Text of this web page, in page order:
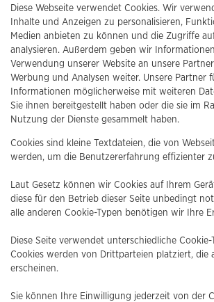
Diese Webseite verwendet Cookies. Wir
Inhalte und Anzeigen zu personalisieren,
Medien anbieten zu können und die Zugriffe
analysieren. Außerdem geben wir
Verwendung unserer Website an unsere
Werbung und Analysen weiter. Unsere Partner
Informationen möglicherweise mit weiteren
Sie ihnen bereitgestellt haben oder die sie im
Nutzung der Dienste gesammelt haben.
Cookies sind kleine Textdateien, die von
werden, um die Benutzererfahrung effizienter
Laut Gesetz können wir Cookies auf Ihrem
diese für den Betrieb dieser Seite unbedingt
alle anderen Cookie-Typen benötigen wir Ihre
Diese Seite verwendet unterschiedliche Cookie-
Cookies werden von Drittparteien platziert, die
erscheinen.
Sie können Ihre Einwilligung jederzeit von der